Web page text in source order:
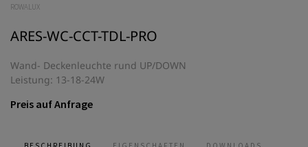
ROWALUX
ARES-WC-CCT-TDL-PRO
Wand- Deckenleuchte rund UP/DOWN
Leistung: 13-18-24W
Preis auf Anfrage